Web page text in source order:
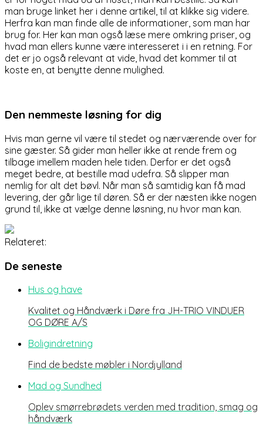
man bruge linket her i denne artikel, til at klikke sig videre.
Herfra kan man finde alle de informationer, som man har
brug for. Her kan man også læse mere omkring priser, og
hvad man ellers kunne være interesseret i i en retning. For
det er jo også relevant at vide, hvad det kommer til at
koste en, at benytte denne mulighed.
Den nemmeste løsning for dig
Hvis man gerne vil være til stedet og nærværende over for
sine gæster. Så gider man heller ikke at rende frem og
tilbage imellem maden hele tiden. Derfor er det også
meget bedre, at bestille mad udefra. Så slipper man
nemlig for alt det bøvl. Når man så samtidig kan få mad
levering, der går lige til døren. Så er der næsten ikke nogen
grund til, ikke at vælge denne løsning, nu hvor man kan.
Relateret:
De seneste
Hus og have
Kvalitet og Håndværk i Døre fra JH-TRIO VINDUER
OG DØRE A/S
Boligindretning
Find de bedste møbler i Nordjylland
Mad og Sundhed
Oplev smørrebrødets verden med tradition, smag og
håndværk